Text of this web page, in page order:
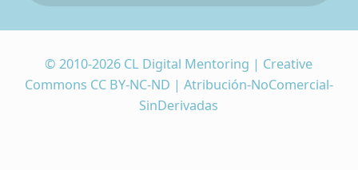
© 2010-2026 CL Digital Mentoring | Creative
Commons CC BY-NC-ND | Atribución-NoComercial-
SinDerivadas